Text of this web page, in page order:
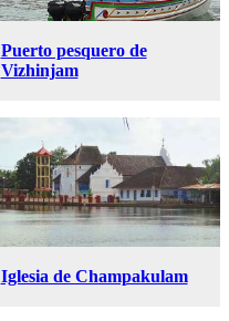
Puerto pesquero de
Vizhinjam
Iglesia de Champakulam